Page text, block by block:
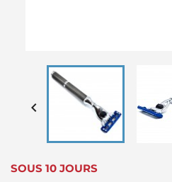

SOUS 10 JOURS